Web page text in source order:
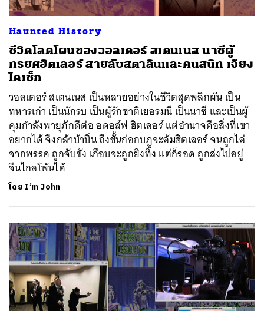
Haunted History
ชีวิตโลดโผนของวอลเตอร์ สเตนเนส นาซีผู้
ทรยศฮิตเลอร์ สายลับสตาลินและคนสนิท เจียง
ไคเช็ก
วอลเตอร์ สเตนเนส เป็นหลายอย่างในชีวิตสุดพลิกผัน เป็น
ทหารเก่า เป็นนักรบ เป็นผู้รักชาติเยอรมนี เป็นนาซี และเป็นผู้
คุมกำลังพายุภักดีต่อ อดอล์ฟ ฮิตเลอร์ แต่อำนาจคือสิ่งที่เขา
อยากได้ จึงกล้าบ้าบิ่น ถึงขั้นก่อกบฏจะล้มฮิตเลอร์ จนถูกไล่
จากพรรค ถูกจับขัง เกือบจะถูกยิงทิ้ง แต่ก็รอด ถูกส่งไปอยู่
จีนไกลโพ้นได้
โดย I’m John
ค้นหา
SHARE TWEET LINE EMAIL